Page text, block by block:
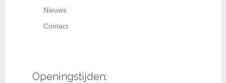
Nieuws
Contact
Openingstijden: